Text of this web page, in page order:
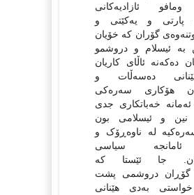
ئازادیەکانی
پارتی و یەکێتی و
گۆران کە خۆیان
بە ئیسلام و دروشمو
دەکەنە ئاڵای کاریان
دەسەڵات و
هۆکاری سەرەکی
خەباتکاری جدی
نین و ئیسلامی بون
لە ناوەڕۆک و
سیاسی
جا ئێستا کە
گۆڕان دروشمی پشت
بەدی هێنانی